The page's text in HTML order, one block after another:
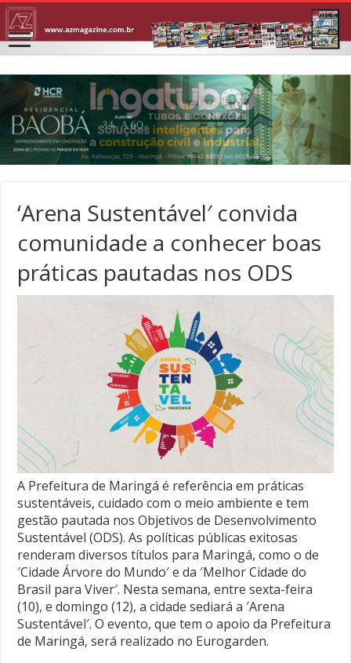
‘Arena Sustentável′ convida
comunidade a conhecer boas
práticas pautadas nos ODS
A Prefeitura de Maringá é referência em práticas
sustentáveis, cuidado com o meio ambiente e tem
gestão pautada nos Objetivos de Desenvolvimento
Sustentável (ODS). As políticas públicas exitosas
renderam diversos títulos para Maringá, como o de
′Cidade Árvore do Mundo′ e da ′Melhor Cidade do
Brasil para Viver′. Nesta semana, entre sexta-feira
(10), e domingo (12), a cidade sediará a ′Arena
Sustentável′. O evento, que tem o apoio da Prefeitura
de Maringá, será realizado no Eurogarden.